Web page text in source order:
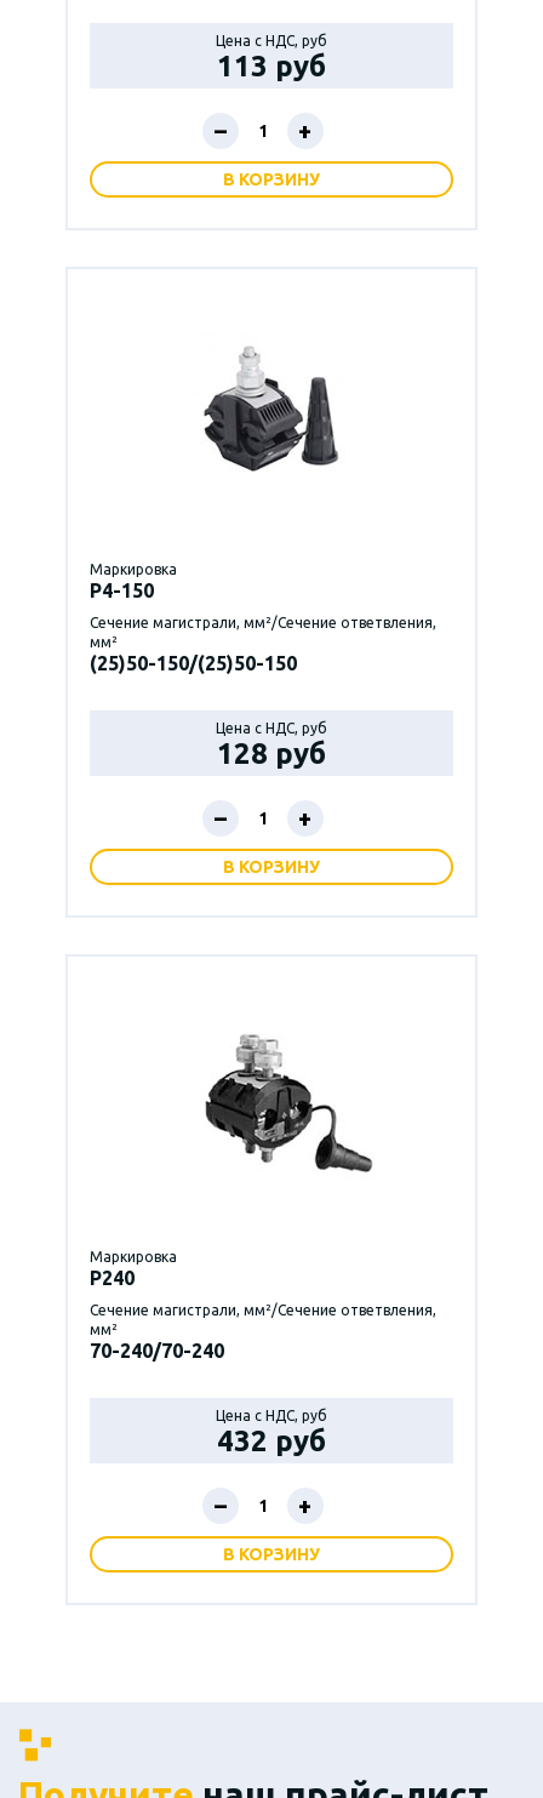
Цена с НДС, руб
113 руб
– +
В КОРЗИНУ
Маркировка
P4-150
Сечение магистрали, мм²/Сечение ответвления,
мм²
(25)50-150/(25)50-150
Цена с НДС, руб
128 руб
– +
В КОРЗИНУ
Маркировка
P240
Сечение магистрали, мм²/Сечение ответвления,
мм²
70-240/70-240
Цена с НДС, руб
432 руб
– +
В КОРЗИНУ